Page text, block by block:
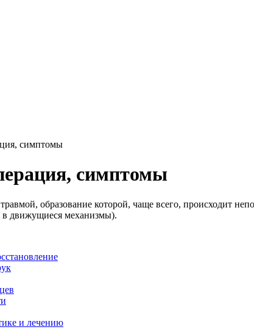
симптомы
симптомы
образование которой, чаще всего, происходит
в движущиеся механизмы).
и лечению